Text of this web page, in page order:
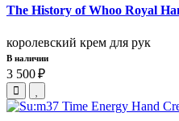
The History of Whoo Royal
королевский крем для рук
В наличии
3 500 ₽